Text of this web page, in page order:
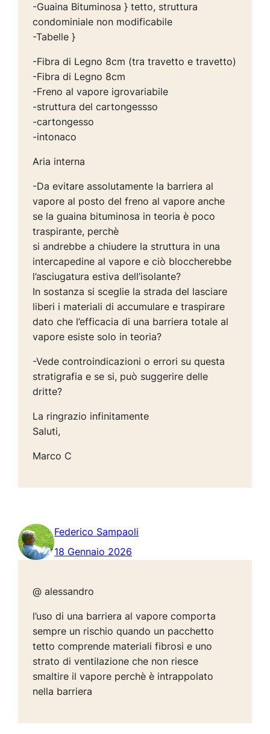
-Guaina Bituminosa } tetto, struttura
condominiale non modificabile
-Tabelle }
-Fibra di Legno 8cm (tra travetto e travetto)
-Fibra di Legno 8cm
-Freno al vapore igrovariabile
-struttura del cartongessso
-cartongesso
-intonaco
Aria interna
-Da evitare assolutamente la barriera al
vapore al posto del freno al vapore anche
se la guaina bituminosa in teoria è poco
traspirante, perchè
si andrebbe a chiudere la struttura in una
intercapedine al vapore e ciò bloccherebbe
l’asciugatura estiva dell’isolante?
In sostanza si sceglie la strada del lasciare
liberi i materiali di accumulare e traspirare
dato che l’efficacia di una barriera totale al
vapore esiste solo in teoria?
-Vede controindicazioni o errori su questa
stratigrafia e se si, può suggerire delle
dritte?
La ringrazio infinitamente
Saluti,
Marco C
Federico Sampaoli
18 Gennaio 2026
@ alessandro
l’uso di una barriera al vapore comporta
sempre un rischio quando un pacchetto
tetto comprende materiali fibrosi e uno
strato di ventilazione che non riesce
smaltire il vapore perchè è intrappolato
nella barriera